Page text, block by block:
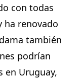
con todas
ha renovado
también
podrían
en Uruguay,